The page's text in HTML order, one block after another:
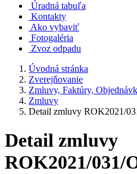
Úradná tabuľa
Kontakty
Ako vybaviť
Fotogaléria
Zvoz odpadu
Úvodná stránka
Zverejňovanie
Zmluvy, Faktúry,
Zmluvy
Detail zmluvy ROK2021/
Detail zmluvy
ROK2021/031/